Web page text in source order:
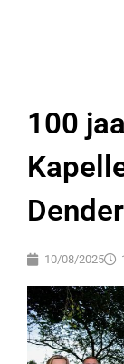
100
10/08/2025